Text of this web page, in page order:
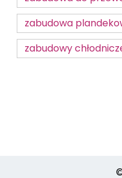
zabudowa
zabudowy